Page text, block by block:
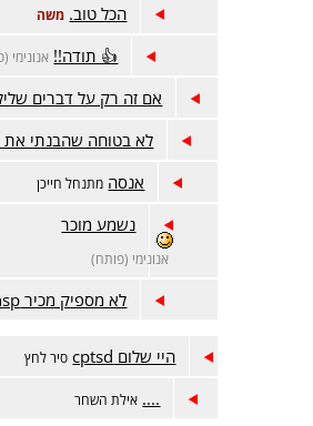
הכל טוב. משה
👍 תודה!! אנונימי
אם זה רק על דברים
לא בטוחה שהבנתי את
אנסה מתנחל חייכן
נשמע מוכר
אנונימי (פותח)
לא מספיק מכיר hsp
היי שלום cptsd סיר לחץ
.... אילת השחר